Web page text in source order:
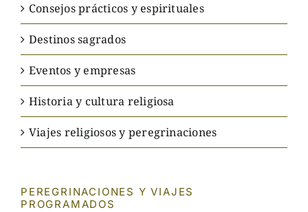
Consejos prácticos y espirituales
Destinos sagrados
Eventos y empresas
Historia y cultura religiosa
Viajes religiosos y peregrinaciones
PEREGRINACIONES Y VIAJES
PROGRAMADOS